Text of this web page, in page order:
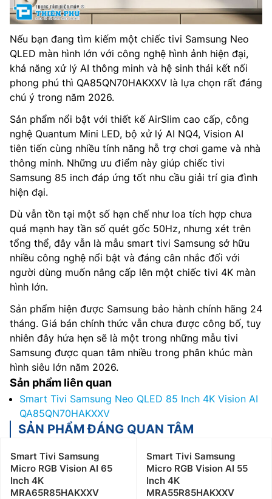
Nếu bạn đang tìm kiếm một chiếc tivi Samsung Neo
QLED màn hình lớn với công nghệ hình ảnh hiện đại,
khả năng xử lý AI thông minh và hệ sinh thái kết nối
phong phú thì QA85QN70HAKXXV là lựa chọn rất đáng
chú ý trong năm 2026.
Sản phẩm nổi bật với thiết kế AirSlim cao cấp, công
nghệ Quantum Mini LED, bộ xử lý AI NQ4, Vision AI
tiên tiến cùng nhiều tính năng hỗ trợ chơi game và nhà
thông minh. Những ưu điểm này giúp chiếc tivi
Samsung 85 inch đáp ứng tốt nhu cầu giải trí gia đình
hiện đại.
Dù vẫn tồn tại một số hạn chế như loa tích hợp chưa
quá mạnh hay tần số quét gốc 50Hz, nhưng xét trên
tổng thể, đây vẫn là mẫu smart tivi Samsung sở hữu
nhiều công nghệ nổi bật và đáng cân nhắc đối với
người dùng muốn nâng cấp lên một chiếc tivi 4K màn
hình lớn.
Sản phẩm hiện được Samsung bảo hành chính hãng 24
tháng. Giá bán chính thức vẫn chưa được công bố, tuy
nhiên đây hứa hẹn sẽ là một trong những mẫu tivi
Samsung được quan tâm nhiều trong phân khúc màn
hình siêu lớn năm 2026.
Sản phẩm liên quan
Smart Tivi Samsung Neo QLED 85 Inch 4K Vision AI
QA85QN70HAKXXV
SẢN PHẨM ĐÁNG QUAN TÂM
Smart Tivi Samsung
Micro RGB Vision AI 65
Inch 4K
MRA65R85HAKXXV
Smart Tivi Samsung
Micro RGB Vision AI 55
Inch 4K
MRA55R85HAKXXV